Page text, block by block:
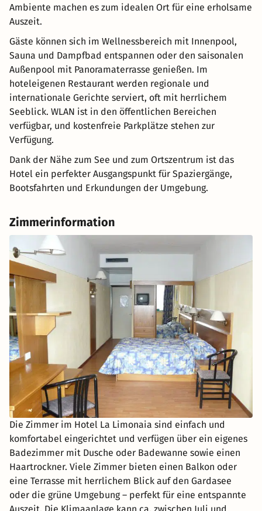
Ambiente machen es zum idealen Ort für eine erholsame
Auszeit.
Gäste können sich im Wellnessbereich mit Innenpool,
Sauna und Dampfbad entspannen oder den saisonalen
Außenpool mit Panoramaterrasse genießen. Im
hoteleigenen Restaurant werden regionale und
internationale Gerichte serviert, oft mit herrlichem
Seeblick. WLAN ist in den öffentlichen Bereichen
verfügbar, und kostenfreie Parkplätze stehen zur
Verfügung.
Dank der Nähe zum See und zum Ortszentrum ist das
Hotel ein perfekter Ausgangspunkt für Spaziergänge,
Bootsfahrten und Erkundungen der Umgebung.
Zimmerinformation
Die Zimmer im Hotel La Limonaia sind einfach und
komfortabel eingerichtet und verfügen über ein eigenes
Badezimmer mit Dusche oder Badewanne sowie einen
Haartrockner. Viele Zimmer bieten einen Balkon oder
eine Terrasse mit herrlichem Blick auf den Gardasee
oder die grüne Umgebung – perfekt für eine entspannte